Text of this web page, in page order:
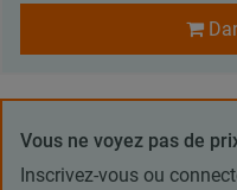
Vous ne voyez pas de
Inscrivez-vous ou